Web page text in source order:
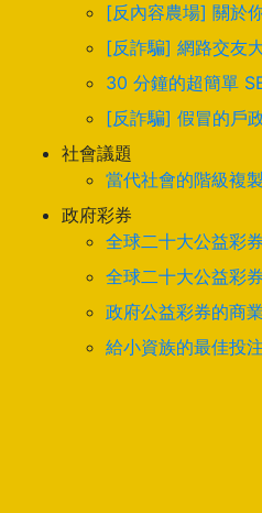
[反內容農場] 關於
[反詐騙] 網路交友
30 分鐘的超簡單
[反詐騙] 假冒的戶
社會議題
當代社會的階級複
政府彩券
全球二十大公益彩券
全球二十大公益彩券
政府公益彩券的商
給小資族的最佳投